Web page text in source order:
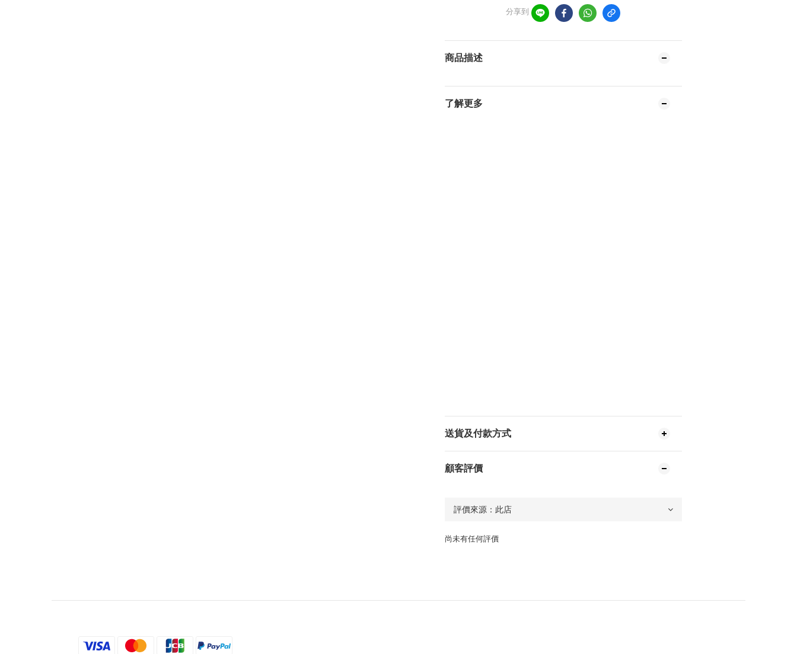
分享到
商品描述
了解更多
送貨及付款方式
顧客評價
尚未有任何評價